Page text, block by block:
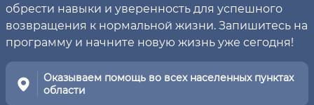
обрести навыки и уверенность для успешного
возвращения к нормальной жизни. Запишитесь на
программу и начните новую жизнь уже сегодня!
Оказываем помощь во всех населенных пунктах
области